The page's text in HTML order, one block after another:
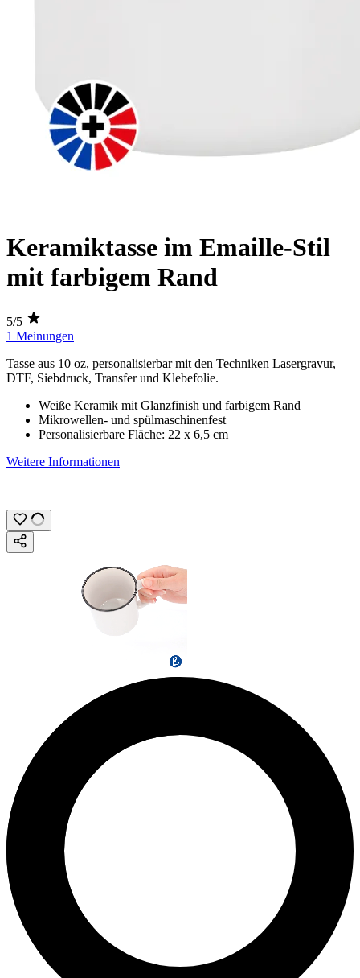
Keramiktasse im Emaille-Stil
mit farbigem Rand
5/5
1 Meinungen
Tasse aus 10 oz, personalisierbar mit den Techniken Lasergravur,
DTF, Siebdruck, Transferund Klebefolie.
Weiße Keramik mit Glanzfinish und farbigem Rand
Mikrowellen- und spülmaschinenfest
Personalisierbare Fläche: 22 x 6,5 cm
Weitere Informationen